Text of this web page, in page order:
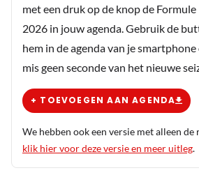
met een druk op de knop de
2026 in jouw agenda. Gebruik de
hem in de agenda van je
mis geen seconde van het nieuwe
+ TOEVOEGEN AAN AGENDA
We hebben ook een versie met alleen
klik hier voor deze versie en meer uitleg.